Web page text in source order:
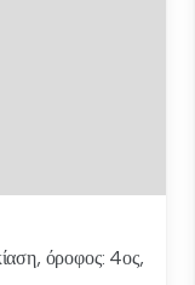
όροφος: 4ος,